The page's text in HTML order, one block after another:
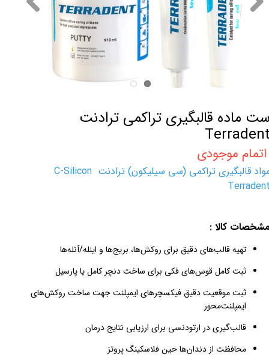
ماده قالبگیری تراکمی ترادنت
مواد قالبگیری تراکمی (سی سیلیکون) ترادنت C-Silicon
کالا :
تهیه قالب‌های دقیق برای روکش‌ها، بریج‌ها و اینله/آنله‌ها
ثبت کامل قوس‌های فکی برای ساخت دنچر کامل یا پارسیل
ثبت موقعیت دقیق فیکسچرهای ایمپلنت جهت ساخت روکش‌های
ایمپلنت‌محور
قالب‌گیری در ارتودنسی برای ارزیابی نتایج درمان
محافظت از دندان‌ها حین فلاسکینگ پروتز